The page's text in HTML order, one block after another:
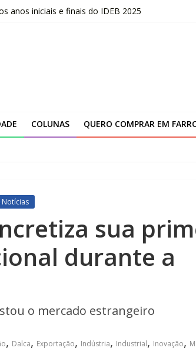
anos iniciais e finais do IDEB 2025
COLUNAS QUERO COMPRAR EM
Notícias
sua
durante a
o mercado estrangeiro
, Dalca, Exportação, Indústria, Industrial, Inovação,